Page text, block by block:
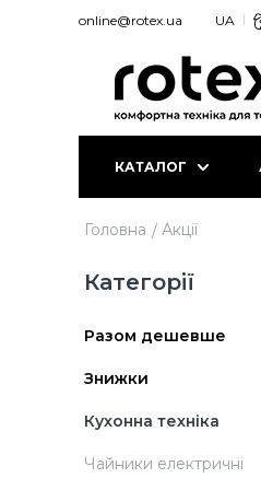
online@rotex.ua UA
КАТАЛОГ
Головна Акції
Категорії
Разом дешевше
Знижки
Кухонна техніка
Чайники електричні